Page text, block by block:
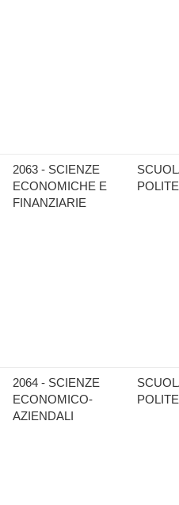
2063 - SCIENZE
ECONOMICHE E
FINANZIARIE
2064 - SCIENZE
ECONOMICO-
AZIENDALI